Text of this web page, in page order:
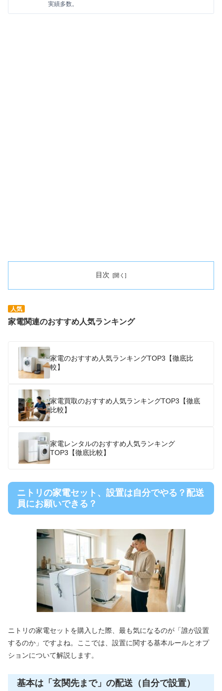
実績多数。
目次
人気
家電関連のおすすめ人気ランキング
家電のおすすめ人気ランキングTOP3【徹底比
較】
家電買取のおすすめ人気ランキングTOP3【徹底
比較】
家電レンタルのおすすめ人気ランキング
TOP3【徹底比較】
ニトリの家電セット、設置は自分でやる？配送
員にお願いできる？
ニトリの家電セットを購入した際、最も気になるのが「誰が設置
するのか」ですよね。ここでは、設置に関する基本ルールとオプ
ションについて解説します。
基本は「玄関先まで」の配送（自分で設置）